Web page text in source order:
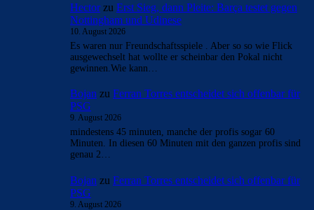
Hectorzu Erst Sieg, dann Pleite: Barça testet gegen
Nottingham und Udinese
10. August 2026
Es waren nur Freundschaftsspiele . Aber so so wie Flick
ausgewechselt hat wollte er scheinbar den Pokal nicht
gewinnen.Wie kann…
Bojan zu Ferran Torres entscheidet sich offenbar für
PSG
9. August 2026
mindestens 45 minuten, manche der profis sogar 60
Minuten. In diesen 60 Minuten mit den ganzen profis sind
genau 2…
Bojan zu Ferran Torres entscheidet sich offenbar für
PSG
9. August 2026